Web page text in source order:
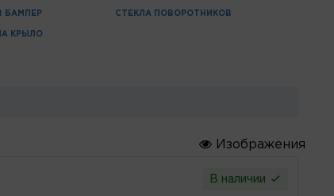
БАМПЕР
КРЫЛО
СТЕКЛА ПОВОРОТНИКОВ
Изображения
В наличии